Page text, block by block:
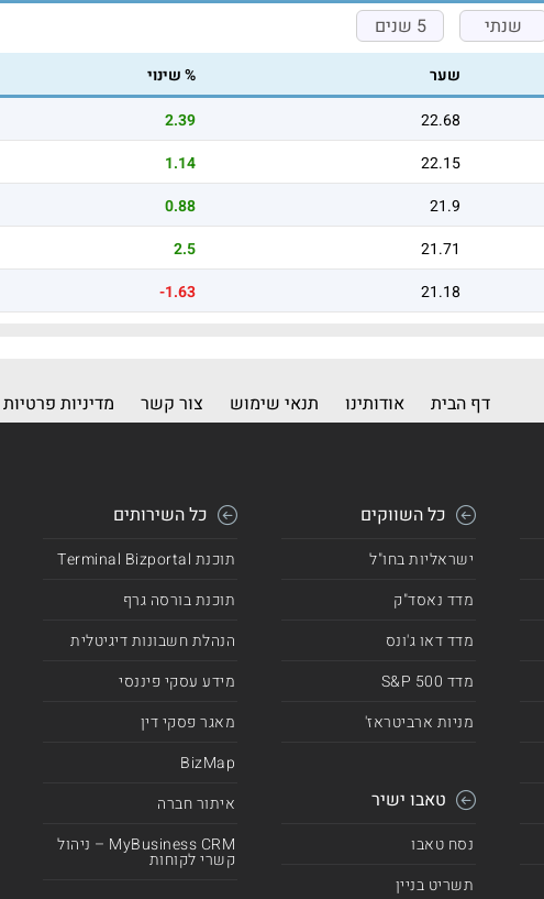
שנתי 5 שנים
שער
% שינוי
22.68
2.39
22.15
1.14
21.9
0.88
21.71
2.5
21.18
-1.63
דף הבית אודותינו תנאי שימוש צור קשר מדיניות פרטיות
כל השווקים
ישראליות בחו"ל
מדד נאסד"ק
מדד דאו ג'ונס
מדד 500 S&P
מניות ארביטראז'
טאבו ישיר
נסח טאבו
תשריט בניין
כל השירותים
תוכנת Terminal Bizportal
תוכנת בורסה גרף
הנהלת חשבונות דיגיטלית
מידע עסקי פיננסי
מאגר פסקי דין
BizMap
איתור חברה
MyBusiness CRM – ניהול
קשרי לקוחות